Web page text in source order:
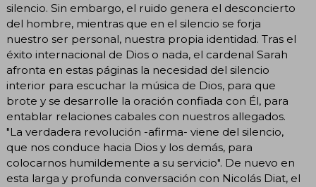
silencio. Sin embargo, el ruido genera el desconcierto
del hombre, mientras que en el silencio se forja
nuestro ser personal, nuestra propia identidad. Tras el
éxito internacional de Dios o nada, el cardenal Sarah
afronta en estas páginas la necesidad del silencio
interior para escuchar la música de Dios, para que
brote y se desarrolle la oración confiada con Él, para
entablar relaciones cabales con nuestros allegados.
"La verdadera revolución -afirma- viene del silencio,
que nos conduce hacia Dios y los demás, para
colocarnos humildemente a su servicio". De nuevo en
esta larga y profunda conversación con Nicolás Diat, el